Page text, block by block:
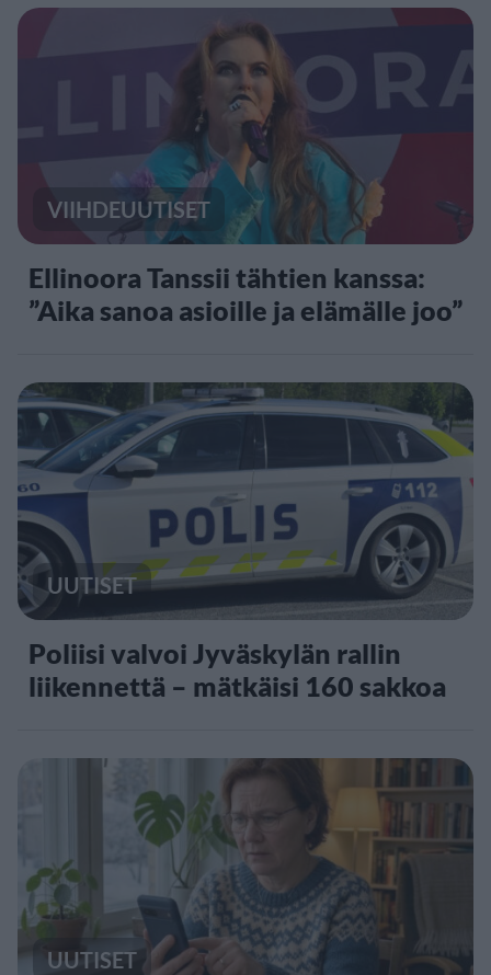
VIIHDEUUTISET
Ellinoora Tanssii tähtien kanssa:
”Aika sanoa asioille ja elämälle joo”
UUTISET
Poliisi valvoi Jyväskylän rallin
liikennettä – mätkäisi 160 sakkoa
UUTISET